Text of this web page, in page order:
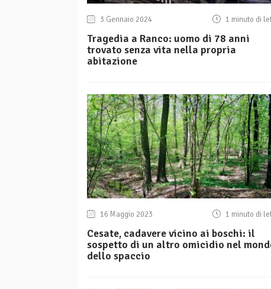
3 Gennaio 2024 1 minuto di
Tragedia a Ranco: uomo di 78 anni
trovato senza vita nella propria
abitazione
16 Maggio 2023 1 minuto di
Cesate, cadavere vicino ai boschi: il
sospetto di un altro omicidio nel
dello spaccio